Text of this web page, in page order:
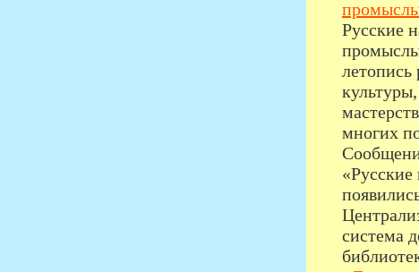
Русские
летопись
культуры,
многих
система